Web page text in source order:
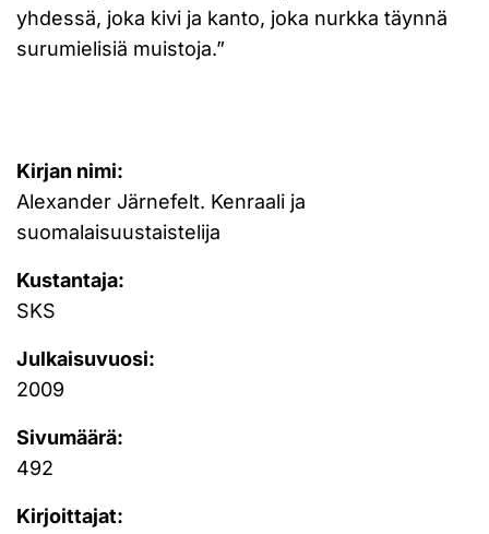
yhdessä, joka kivi ja kanto, joka nurkka täynnä
surumielisiä muistoja.”
Kirjan nimi:
Alexander Järnefelt. Kenraali ja
suomalaisuustaistelija
Kustantaja:
SKS
Julkaisuvuosi:
2009
Sivumäärä:
492
Kirjoittajat: